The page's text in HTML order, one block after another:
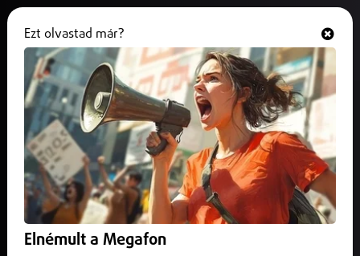
Két informatika fókuszú
eseménnyel várja a fiatalokat a
Nyíregyházi Egyetem!
2025. május 13.Programajánló
A Nyíregyházi Egyetem Matematika és Informatika
Intézete májusban rendezi meg IT Karriernapját és
Ezt olvastad már?
Elnémult a Megafon